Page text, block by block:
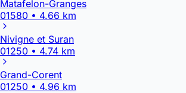
Matafelon-Granges
01580 • 4.66 km
Nivigne et Suran
01250 • 4.74 km
Grand-Corent
01250 • 4.96 km